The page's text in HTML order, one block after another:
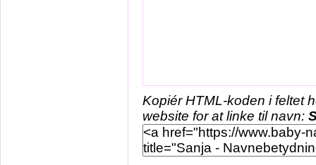
Kopiér HTML-koden i feltet
website for at linke til navn: